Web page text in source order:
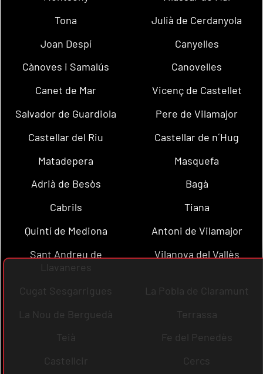
Tona
Julià de Cerdanyola
Joan Despí
Canyelles
Cànoves i Samalús
Canovelles
Canet de Mar
Vicenç de Castellet
Salvador de Guardiola
Pere de Vilamajor
Castellar del Riu
Castellar de n´Hug
Matadepera
Masquefa
Adrià de Besòs
Bagà
Cabrils
Tiana
Quintí de Mediona
Antoni de Vilamajor
Sant Andreu de
Llavaneres
Vilanova del Vallès
Cugat Sesgarrigues
La Pobla de Claramunt
La Nou de Berguedà
Terrassa
Teià
Fe del Penedès
Castellcir
Cercs